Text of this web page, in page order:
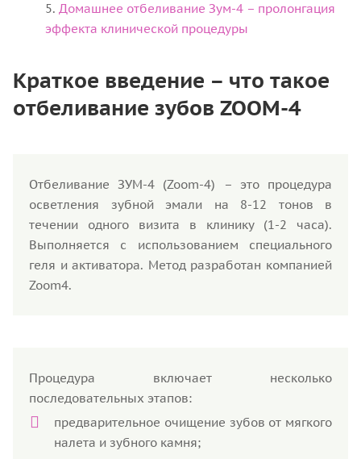
Домашнее отбеливание Зум-4 – пролонгация
эффекта клинической процедуры
Краткое введение – что такое
отбеливание зубов ZOOM-4
Отбеливание ЗУМ-4 (Zoom-4) – это процедура
осветления зубной эмали на 8-12 тонов в
течении одного визита в клинику (1-2 часа).
Выполняется с использованием специального
геля и активатора. Метод разработан компанией
Zoom4.
Процедура включает несколько
последовательных этапов:
предварительное очищение зубов от мягкого
налета и зубного камня;